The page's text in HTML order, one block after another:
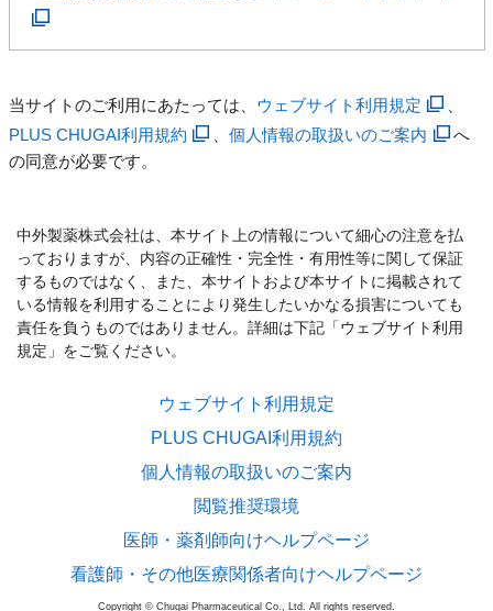
当サイトのご利用にあたっては、 ウェブサイト利用規定
PLUS CHUGAI利用規約
、個人情報の取扱いのご案内
へ
の同意が必要です。
中外製薬株式会社は、本サイト上の情報について細心の注意を払
っておりますが、内容の正確性・完全性・有用性等に関して保証
するものではなく、また、本サイトおよび本サイトに掲載されて
いる情報を利用することにより発生したいかなる損害についても
責任を負うものではありません。詳細は下記「ウェブサイト利用
規定」をご覧ください。
ウェブサイト利用規定
PLUS CHUGAI利用規約
個人情報の取扱いのご案内
閲覧推奨環境
医師・薬剤師向けヘルプページ
看護師・その他医療関係者向けヘルプページ
Copyright © Chugai Pharmaceutical Co., Ltd. All rights reserved.